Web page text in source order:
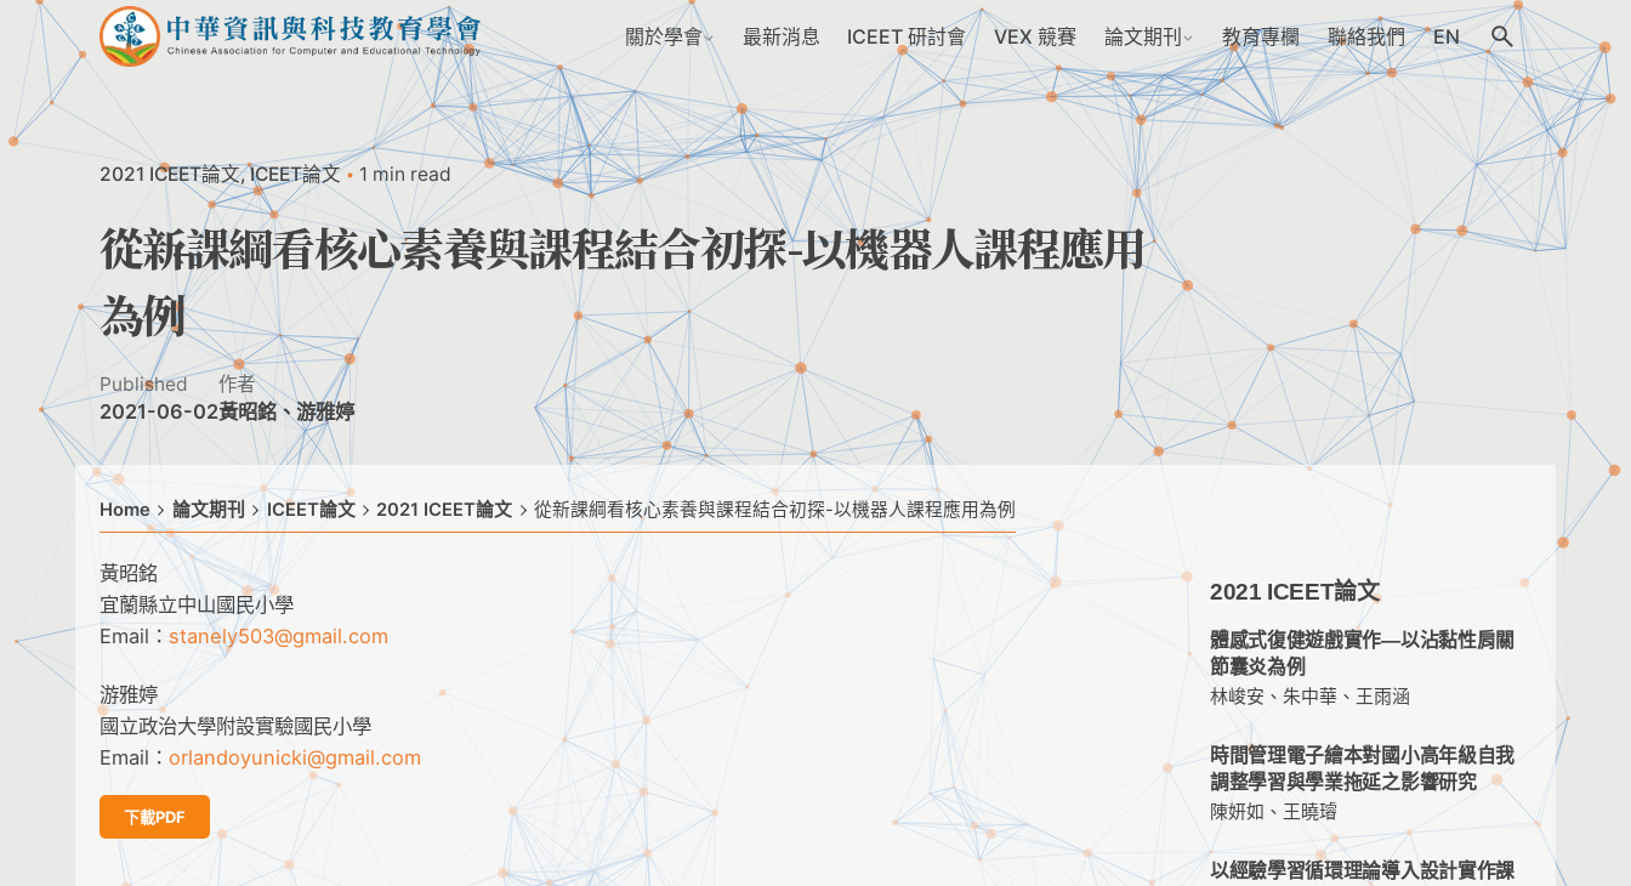
Skip
content
關於學會 最新消息 ICEET 研討會 VEX 競賽 論文期刊 教育專欄 聯絡我們 EN
2021 ICEET論文 ICEET論文 1 min read
從新課綱看核心素養與課程結合初探-以機器人課程應用
為例
Published
2021-06-02
作者
黃昭銘、游雅婷
Home 論文期刊 ICEET論文 2021 ICEET論文 從新課綱看核心素養與課程結合初探-以機器人課程應用為例
黃昭銘
宜蘭縣立中山國民小學
Email： stanely503@gmail.com
游雅婷
國立政治大學附設實驗國民小學
Email： orlandoyunicki@gmail.com
下載PDF
2021 ICEET論文
體感式復健遊戲實作—以沾黏性肩關
節囊炎為例
林峻安、朱中華、王雨涵
時間管理電子繪本對國小高年級自我
調整學習與學業拖延之影響研究
陳妍如、王曉璿
以經驗學習循環理論導入設計實作課